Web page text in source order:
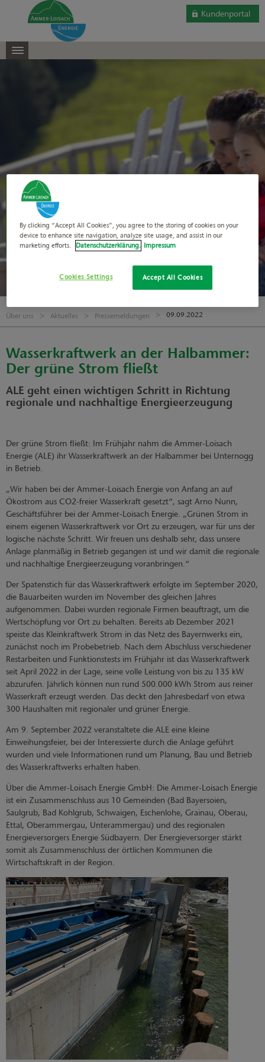
Kundenportal
Für alle, die Wert auf
NEUIGKEITEN
aus erster Hand legen.
Über uns Aktuelles Pressemeldungen 09.09.2022
Wasserkraftwerk an der Halbammer:
Der grüne Strom fließt
ALE geht einen wichtigen Schritt in Richtung
regionale und nachhaltige Energieerzeugung
Der grüne Strom fließt: Im Frühjahr nahm die Ammer-Loisach
Energie (ALE) ihr Wasserkraftwerk an der Halbammer bei Unternogg
in Betrieb.
„Wir haben bei der Ammer-Loisach Energie von Anfang an auf
Ökostrom aus CO2-freier Wasserkraft gesetzt“, sagt Arno Nunn,
Geschäftsführer bei der Ammer-Loisach Energie. „Grünen Strom in
einem eigenen Wasserkraftwerk vor Ort zu erzeugen, war für uns der
logische nächste Schritt. Wir freuen uns deshalb sehr, dass unsere
Anlage planmäßig in Betrieb gegangen ist und wir damit die regionale
und nachhaltige Energieerzeugung voranbringen.“
Der Spatenstich für das Wasserkraftwerk erfolgte im September 2020,
die Bauarbeiten wurden im November des gleichen Jahres
aufgenommen. Dabei wurden regionale Firmen beauftragt, um die
Wertschöpfung vor Ort zu behalten. Bereits ab Dezember 2021
speiste das Kleinkraftwerk Strom in das Netz des Bayernwerks ein,
zunächst noch im Probebetrieb. Nach dem Abschluss verschiedener
Restarbeiten und Funktionstests im Frühjahr ist das Wasserkraftwerk
seit April 2022 in der Lage, seine volle Leistung von bis zu 135 kW
abzurufen. Jährlich können nun rund 500.000 kWh Strom aus reiner
Wasserkraft erzeugt werden. Das deckt den Jahresbedarf von etwa
300 Haushalten mit regionaler und grüner Energie.
Am 9. September 2022 veranstaltete die ALE eine kleine
Einweihungsfeier, bei der Interessierte durch die Anlage geführt
wurden und viele Informationen rund um Planung, Bau und Betrieb
des Wasserkraftwerks erhalten haben.
Über die Ammer-Loisach Energie GmbH: Die Ammer-Loisach Energie
ist ein Zusammenschluss aus 10 Gemeinden (Bad Bayersoien,
Saulgrub, Bad Kohlgrub, Schwaigen, Eschenlohe, Grainau, Oberau,
Ettal, Oberammergau, Unterammergau) und des regionalen
Energieversorgers Energie Südbayern. Der Energieversorger stärkt
somit als Zusammenschluss der örtlichen Kommunen die
Wirtschaftskraft in der Region.
By clicking “Accept All Cookies”, you agree to the storing of cookies on your
device to enhance site navigation, analyze site usage, and assist in our
marketing efforts.
Datenschutzerklärung. Impressum
Cookies Settings Accept All Cookies